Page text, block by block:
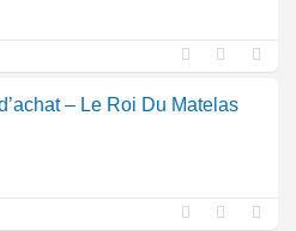
– Le Roi Du Matelas